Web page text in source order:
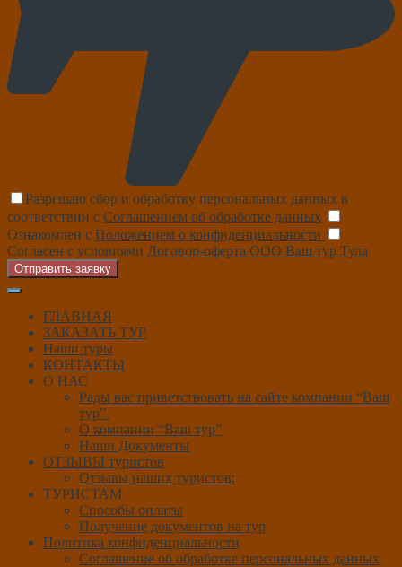
Разрешаю сбор и обработку персональных данных в
соответствии с Соглашением об обработке данных
Ознакомлен с Положением о конфиденциальности
Согласен с условиями Договор-оферта ООО Ваш тур Тула
Отправить заявку
ГЛАВНАЯ
ЗАКАЗАТЬ ТУР
Наши туры
КОНТАКТЫ
О НАС
Рады вас приветствовать на сайте компании “Ваш
тур”.
О компании “Ваш тур”
Наши Документы
ОТЗЫВЫ туристов
Отзывы наших туристов:
ТУРИСТАМ
Способы оплаты
Получение документов на тур
Политика конфиденциальности
Соглашение об обработке персональных данных